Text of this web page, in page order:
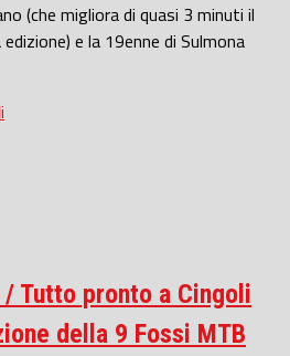
(che migliora di quasi 3 minuti il
e la 19enne di Sulmona
Tutto pronto a Cingoli
della 9 Fossi MTB